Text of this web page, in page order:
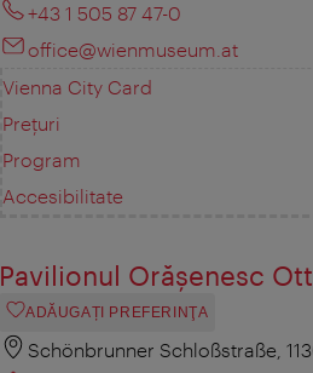
+43 1 505 87 47-0
office@wienmuseum.at
Vienna City Card
Prețuri
Program
Accesibilitate
Pavilionul Orăşenesc
ADĂUGAȚI PREFERINŢA
Schönbrunner Schloßstraße,